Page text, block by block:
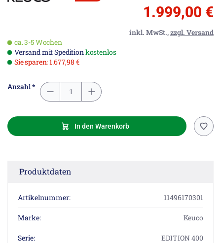
1.999,00 €
inkl. MwSt.,zzgl. Versand
ca. 3-5 Wochen
Versand mit Speditionkostenlos
Sie sparen: 1.677,98 €
Anzahl *
In den Warenkorb
Produktdaten
Artikelnummer: 11496170301
Marke: Keuco
Serie: EDITION 400